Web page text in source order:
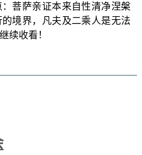
菩萨亲证本来自性清净涅槃
境界，凡夫及二乘人是无法
续收看！